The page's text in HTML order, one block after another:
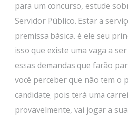
para um concurso, estude
Servidor Público. Estar a
premissa básica, é ele seu
isso que existe uma vaga a
essas demandas que farão
você perceber que não tem o
candidate, pois terá uma
provavelmente, vai jogar a